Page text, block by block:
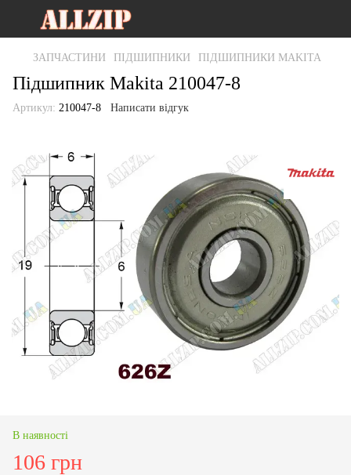
ЗАПЧАСТИНИ ПІДШИПНИКИ ПІДШИПНИКИ MAKITA
Підшипник Makita 210047-8
Артикул: 210047-8 Написати відгук
В наявності
106 грн